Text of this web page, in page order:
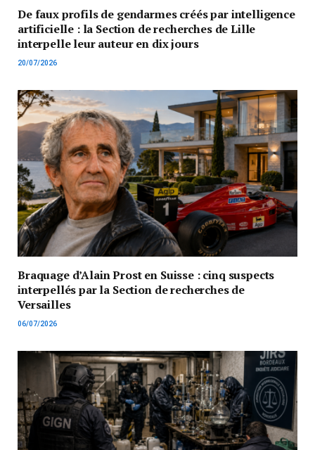
De faux profils de gendarmes créés par intelligence
artificielle : la Section de recherches de Lille
interpelle leur auteur en dix jours
20/07/2026
Braquage d’Alain Prost en Suisse : cinq suspects
interpellés par la Section de recherches de
Versailles
06/07/2026